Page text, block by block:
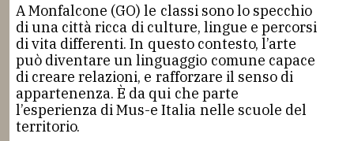
A Monfalcone (GO) le classi sono lo specchio
di una città ricca di culture, lingue e percorsi
di vita differenti. In questo contesto, l’arte
può diventare un linguaggio comune capace
di creare relazioni, e rafforzare il senso di
appartenenza. È da qui che parte
l’esperienza di Mus-e Italia nelle scuole del
territorio.